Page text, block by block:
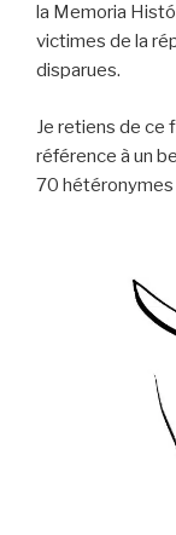
la Memoria
victimes de la
disparues.
Je retiens de ce
référence à un
70 hétéronymes